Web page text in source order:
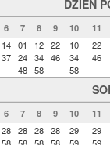
DZIEŃ
6 7 8 9 10
11
14
37
01
24
48
12
34
58
22
46
10
34
58
22
46
6 7 8 9 10
11
28 28 28 28
29
29